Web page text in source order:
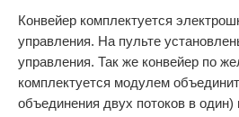
Конвейер комплектуется
управления. На пульте
управления. Так же конвейер по
комплектуется модулем
объединения двух потоков в один)